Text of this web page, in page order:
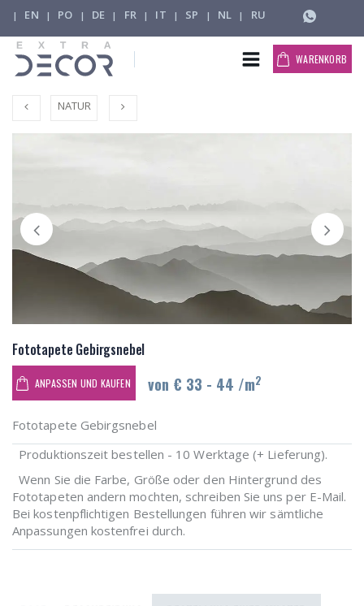
| EN | PO | DE | FR | IT | SP | NL | RU
WARENKORB
NATUR
Fototapete Gebirgsnebel
ANPASSEN UND KAUFEN von € 33 - 44 /m2
Fototapete Gebirgsnebel
Produktionszeit bestellen - 10 Werktage (+ Lieferung).
Wenn Sie die Farbe, Größe oder den Hintergrund des
Fototapeten andern mochten, schreiben Sie uns per E-Mail.
Bei kostenpflichtigen Bestellungen führen wir sämtliche
Anpassungen kostenfrei durch.